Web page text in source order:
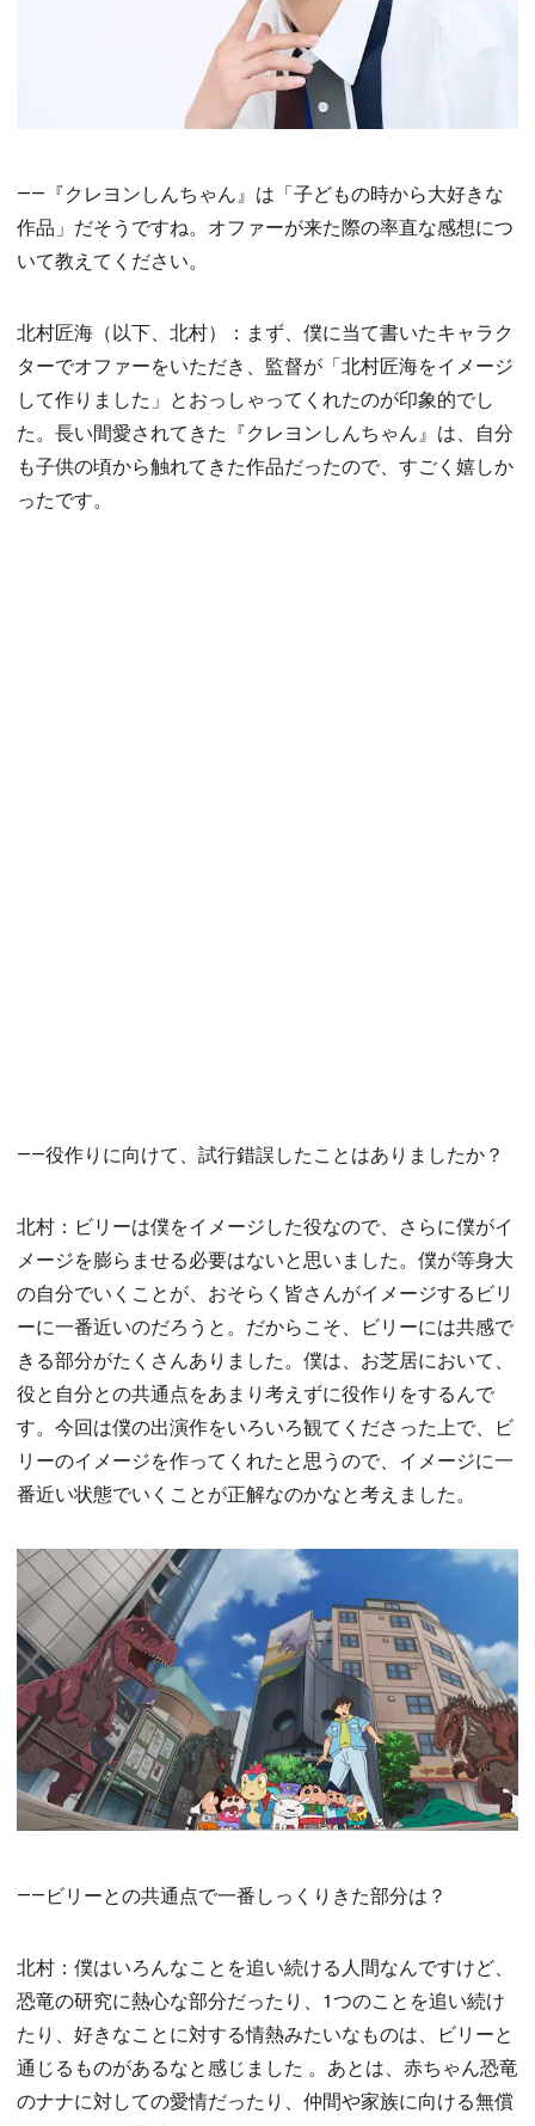
――『クレヨンしんちゃん』は「子どもの時から大好きな
作品」だそうですね。オファーが来た際の率直な感想につ
いて教えてください。
北村匠海（以下、北村）：まず、僕に当て書いたキャラク
ターでオファーをいただき、監督が「北村匠海をイメージ
して作りました」とおっしゃってくれたのが印象的でし
た。長い間愛されてきた『クレヨンしんちゃん』は、自分
も子供の頃から触れてきた作品だったので、すごく嬉しか
ったです。
――役作りに向けて、試行錯誤したことはありましたか？
北村：ビリーは僕をイメージした役なので、さらに僕がイ
メージを膨らませる必要はないと思いました。僕が等身大
の自分でいくことが、おそらく皆さんがイメージするビリ
ーに一番近いのだろうと。だからこそ、ビリーには共感で
きる部分がたくさんありました。僕は、お芝居において、
役と自分との共通点をあまり考えずに役作りをするんで
す。今回は僕の出演作をいろいろ観てくださった上で、ビ
リーのイメージを作ってくれたと思うので、イメージに一
番近い状態でいくことが正解なのかなと考えました。
――ビリーとの共通点で一番しっくりきた部分は？
北村：僕はいろんなことを追い続ける人間なんですけど、
恐竜の研究に熱心な部分だったり、1つのことを追い続け
たり、好きなことに対する情熱みたいなものは、ビリーと
通じるものがあるなと感じました 。あとは、赤ちゃん恐竜
のナナに対しての愛情だったり、仲間や家族に向ける無償